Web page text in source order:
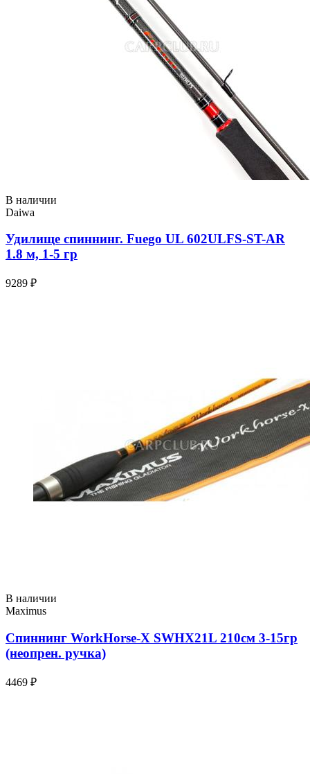
В наличии
Daiwa
Удилище спиннинг. Fuego UL 602ULFS-ST-AR
1.8 м, 1-5 гр
9289 ₽
В наличии
Maximus
Спиннинг WorkHorse-X SWHX21L 210см 3-15гр
(неопрен. ручка)
4469 ₽